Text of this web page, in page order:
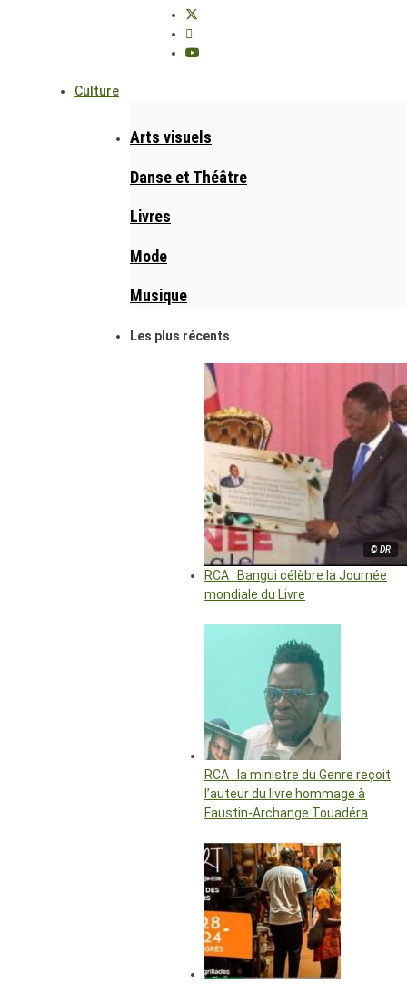
Culture
Arts visuels
Danse et Théâtre
Livres
Mode
Musique
Les plus récents
© DR
RCA : Bangui célèbre la Journée
mondiale du Livre
RCA : la ministre du Genre reçoit
l’auteur du livre hommage à
Faustin-Archange Touadéra